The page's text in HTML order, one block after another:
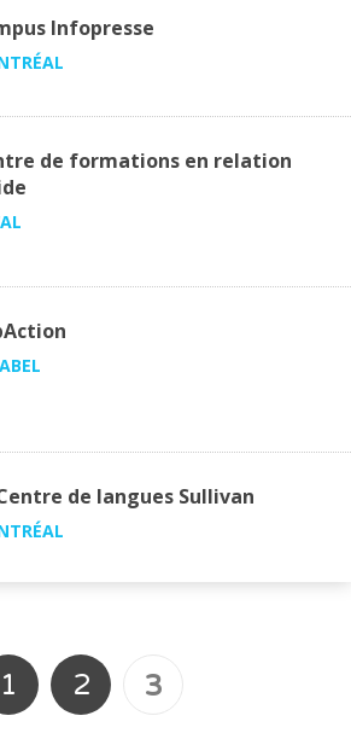
Infopresse
de formations en relation
de langues Sullivan
1 2 3